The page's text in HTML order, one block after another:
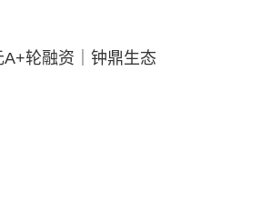
轮融资｜钟鼎生态